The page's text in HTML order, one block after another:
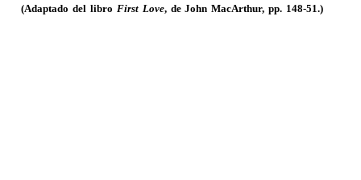
(Adaptado del libro First Love, deJohn MacArthur, pp. 148-51.)